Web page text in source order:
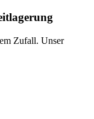
Zufall. Unser